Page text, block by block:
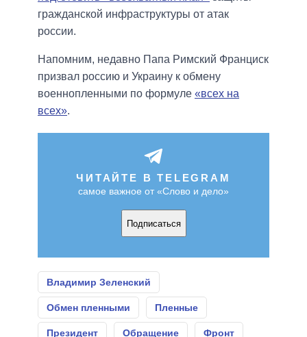
гражданской инфраструктуры от атак
россии.
Напомним, недавно Папа Римский Франциск
призвал россию и Украину к обмену
военнопленными по формуле «всех на
всех».
ЧИТАЙТЕ В TELEGRAM
самое важное от «Слово и дело»
Подписаться
Владимир Зеленский
Обмен пленными Пленные
Президент Обращение Фронт